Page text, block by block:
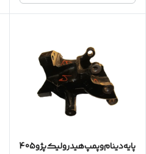
پایه‌دینام‌وپمپ‌هیدرولیک‌پژو405